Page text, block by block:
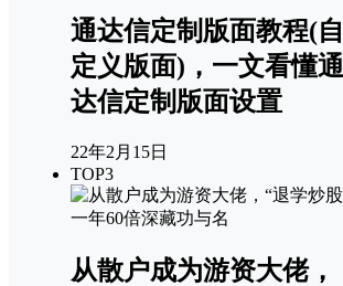
通达信定制版面教程(自
定义版面)，一文看懂通
达信定制版面设置
22年2月15日
TOP3
从散户成为游资大佬，